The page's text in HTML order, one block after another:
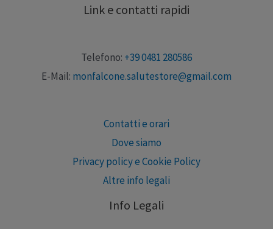
Link e contatti rapidi
Telefono: +39 0481 280586
E-Mail: monfalcone.salutestore@gmail.com
Contatti e orari
Dove siamo
Privacy policy e Cookie Policy
Altre info legali
Info Legali